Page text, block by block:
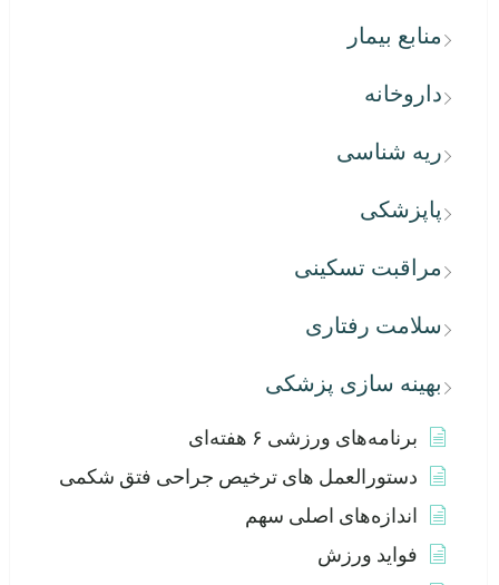
منابع بیمار
داروخانه
ریه شناسی
پاپزشکی
مراقبت تسکینی
سلامت رفتاری
بهینه سازی پزشکی
برنامه‌های ورزشی ۶ هفته‌ای
دستورالعمل های ترخیص جراحی فتق شکمی
اندازه‌های اصلی سهم
فواید ورزش